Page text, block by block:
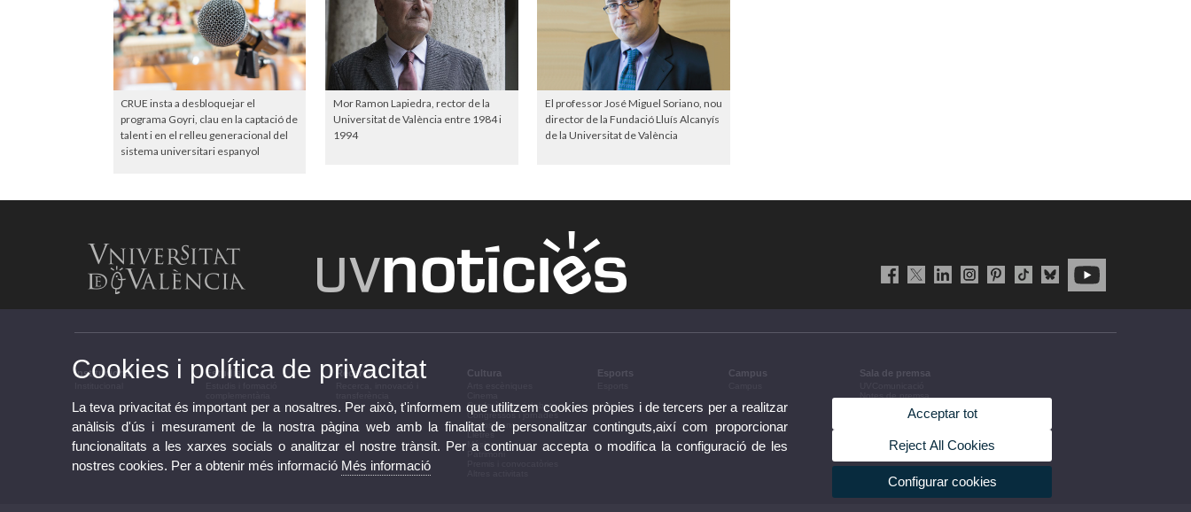
CRUE insta a desbloquejar el
programa Goyri, clau en la captació de
talent i en el relleu generacional del
sistema universitari espanyol
Mor Ramon Lapiedra, rector de la
Universitat de València entre 1984 i
1994
El professor José Miguel Soriano, nou
director de la Fundació Lluís Alcanyís
de la Universitat de València
Institucional Estudis Recerca Cultura
Conferències i debats
Congressos i jornades
Exposicions
Lletres
Música
Patrimoni
Esports Campus Sala de premsa
Acords de govern
Cookies i política de privacitat
La teva privacitat és important per a nosaltres. Per això, t'informem que utilitzem cookies pròpies i de tercers per a realitzar
anàlisis d'ús i mesurament de la nostra pàgina web amb la finalitat de personalitzar continguts,així com proporcionar
funcionalitats a les xarxes socials o analitzar el nostre trànsit. Per a continuar accepta o modifica la configuració de les
nostres cookies. Per a obtenir més informació Més informació
Acceptar tot
Reject All Cookies
Configurar cookies